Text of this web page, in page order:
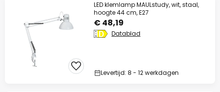
LED klemlamp MAULstudy, wit, staal,
hoogte 44 cm, E27
€ 48,19
Datablad
Levertijd: 8 - 12 werkdagen